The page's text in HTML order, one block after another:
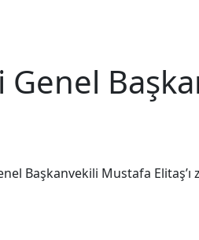
Başkanvekili Mustafa Elitaş’ı